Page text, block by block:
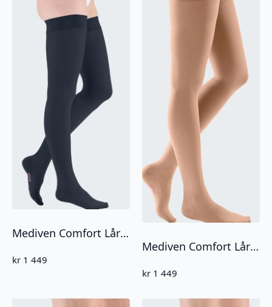
Mediven Comfort Lårstrømpe CCL1 Åpen tå
kr 1 449
Mediven Comfort Lårstrømpe CCL1 Lukket tå
kr 1 449